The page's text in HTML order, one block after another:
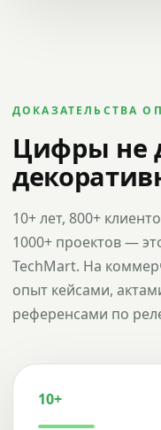
ДОКАЗАТЕЛЬСТВА
Цифры не
10+ лет, 800+
1000+ проектов —
TechMart. На
опыт кейсами,
референсами по
10+